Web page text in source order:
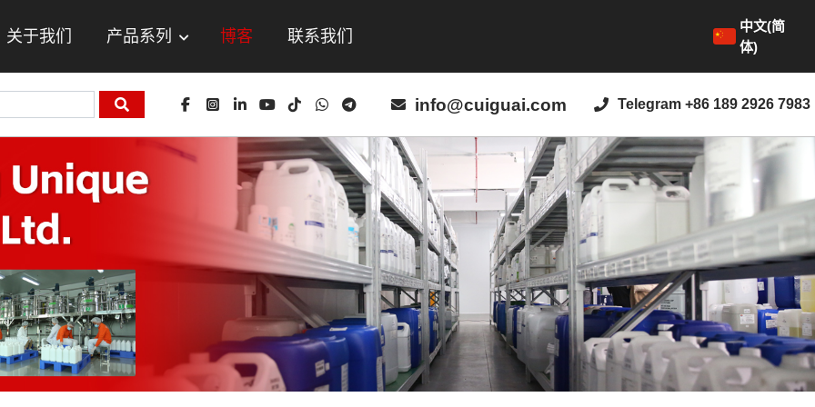
关于我们 产品系列 博客 联系我们
中文(简
体)
info@cuiguai.com Telegram +86 189 2926 7983